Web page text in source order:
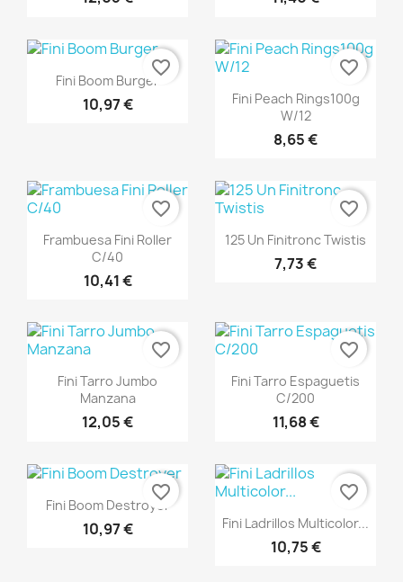
Vista rápida
Fini Boom Burger
10,97 €
favorite_border
Vista rápida
Fini Peach Rings100g
W/12
8,65 €
favorite_border
Vista rápida
Frambuesa Fini Roller
C/40
10,41 €
favorite_border
 Vista rápida
125 Un Finitronc Twistis
7,73 €
favorite_border
Vista rápida
Fini Tarro Jumbo
Manzana
12,05 €
favorite_border
Vista rápida
Fini Tarro Espaguetis
C/200
11,68 €
favorite_border
Vista rápida
Fini Boom Destroyer
10,97 €
favorite_border
Vista rápida
Fini Ladrillos Multicolor...
10,75 €
favorite_border